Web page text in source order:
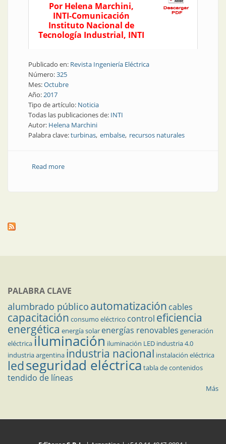
Por Helena Marchini,
INTI-Comunicación
Instituto Nacional de
Tecnología Industrial, INTI
Publicado en: Revista Ingeniería Eléctrica
Número:325
Mes:Octubre
Año:2017
Tipo de artículo: Noticia
Todas las publicaciones de: INTI
Autor: Helena Marchini
Palabra clave:turbinas embalse recursos naturales
Read moreabout Recursos naturales | Un emblema de América
PALABRA CLAVE
alumbrado público automatización cables
capacitación consumo eléctrico control eficiencia
energética energía solar energías renovables generación
eléctricailuminación iluminación LED industria 4.0
industria argentina industria nacional instalación eléctrica
ledseguridad eléctrica tabla de contenidos
tendido de líneas
Más